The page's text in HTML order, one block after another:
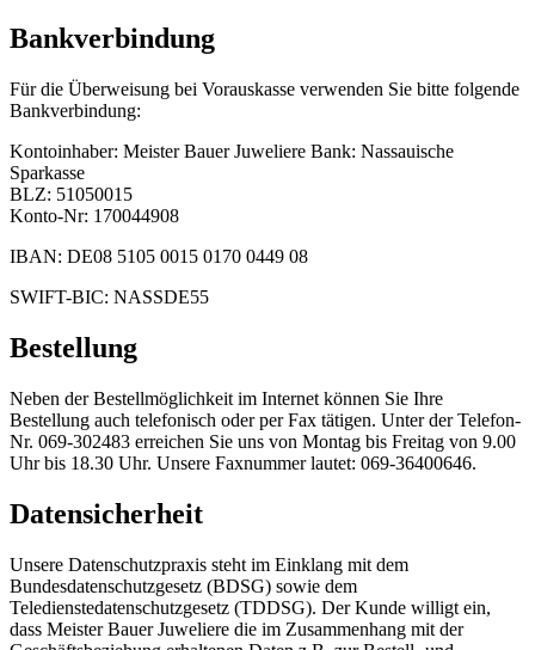
Bankverbindung
Für die Überweisung bei Vorauskasse verwenden Sie bitte folgende
Bankverbindung:
Kontoinhaber: Meister Bauer Juweliere Bank: Nassauische
Sparkasse
BLZ: 51050015
Konto-Nr: 170044908
IBAN: DE08 5105 0015 0170 0449 08
SWIFT-BIC: NASSDE55
Bestellung
Neben der Bestellmöglichkeit im Internet können Sie Ihre
Bestellung auch telefonisch oder per Fax tätigen. Unter der Telefon-
Nr. 069-302483 erreichen Sie uns von Montag bis Freitag von 9.00
Uhr bis 18.30 Uhr. Unsere Faxnummer lautet: 069-36400646.
Datensicherheit
Unsere Datenschutzpraxis steht im Einklang mit dem
Bundesdatenschutzgesetz (BDSG) sowie dem
Teledienstedatenschutzgesetz (TDDSG). Der Kunde willigt ein,
dass Meister Bauer Juweliere die im Zusammenhang mit der